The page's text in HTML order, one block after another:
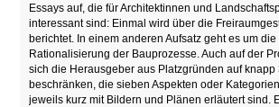
Essays auf, die für Architektinnen und
interessant sind: Einmal wird über die
berichtet. In einem anderen Aufsatz geht es um
Rationalisierung der Bauprozesse. Auch auf der
sich die Herausgeber aus Platzgründen auf knapp
beschränken, die sieben Aspekten oder
jeweils kurz mit Bildern und Plänen erläutert sind.